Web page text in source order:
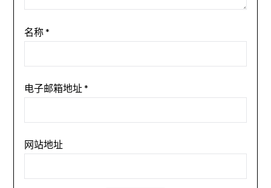
名称*
电子邮箱地址*
网站地址